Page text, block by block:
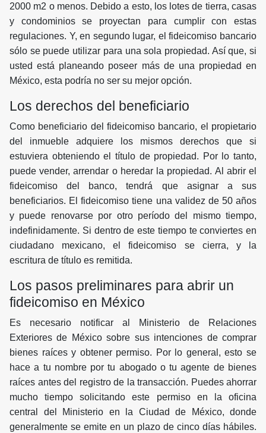
2000 m2 o menos. Debido a esto, los lotes de tierra, casas
y condominios se proyectan para cumplir con estas
regulaciones. Y, en segundo lugar, el fideicomiso bancario
sólo se puede utilizar para una sola propiedad. Así que, si
usted está planeando poseer más de una propiedad en
México, esta podría no ser su mejor opción.
Los derechos del beneficiario
Como beneficiario del fideicomiso bancario, el propietario
del inmueble adquiere los mismos derechos que si
estuviera obteniendo el título de propiedad. Por lo tanto,
puede vender, arrendar o heredar la propiedad. Al abrir el
fideicomiso del banco, tendrá que asignar a sus
beneficiarios. El fideicomiso tiene una validez de 50 años
y puede renovarse por otro período del mismo tiempo,
indefinidamente. Si dentro de este tiempo te conviertes en
ciudadano mexicano, el fideicomiso se cierra, y la
escritura de título es remitida.
Los pasos preliminares para abrir un
fideicomiso en México
Es necesario notificar al Ministerio de Relaciones
Exteriores de México sobre sus intenciones de comprar
bienes raíces y obtener permiso. Por lo general, esto se
hace a tu nombre por tu abogado o tu agente de bienes
raíces antes del registro de la transacción. Puedes ahorrar
mucho tiempo solicitando este permiso en la oficina
central del Ministerio en la Ciudad de México, donde
generalmente se emite en un plazo de cinco días hábiles.